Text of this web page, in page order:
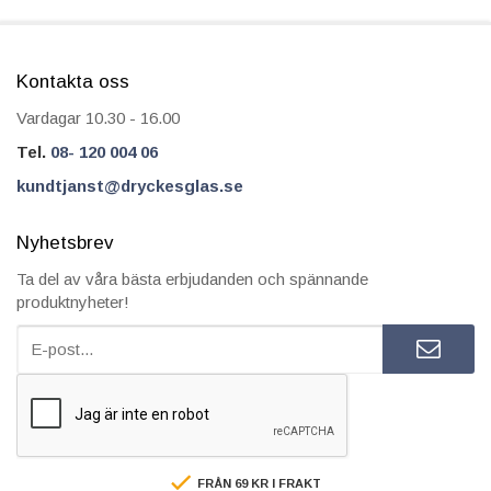
Kontakta oss
Vardagar 10.30 - 16.00
Tel. 08- 120 004 06
kundtjanst@dryckesglas.se
Nyhetsbrev
Ta del av våra bästa erbjudanden och spännande
produktnyheter!
FRÅN 69 KR I FRAKT